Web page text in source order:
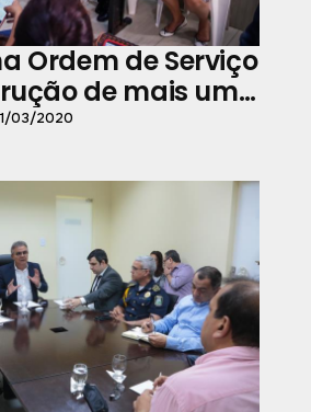
Ordem de Serviço
de mais uma
municipal
03/2020